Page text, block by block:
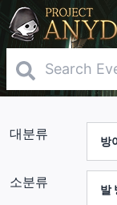
대분류
소분류